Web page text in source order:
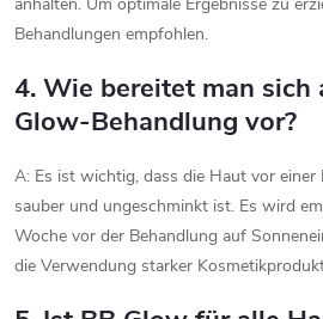
Behandlungen empfohlen.
4. Wie bereitet man sich
Glow-Behandlung vor?
A: Es ist wichtig, dass die Haut vor
sauber und ungeschminkt ist. Es wird
Woche vor der Behandlung auf
die Verwendung starker